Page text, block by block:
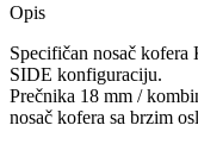
Opis
Specifičan nosač
SIDE konfiguraciju.
Prečnika 18 mm /
nosač kofera sa brzim